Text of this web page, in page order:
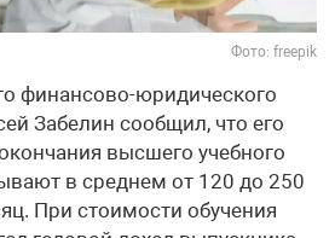
Фото: freepik
финансово-юридического
Забелин сообщил, что его
высшего учебного
в среднем от 120 до 250
При стоимости обучения